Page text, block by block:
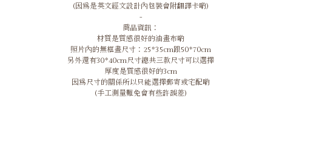
(因為是英文經文設計內包裝會附翻譯卡喲)
-
商品資訊：
材質是質感很好的油畫布喲
照片內的無框畫尺寸：25*35cm跟50*70cm
另外還有30*40cm尺寸總共三款尺寸可以選擇
厚度是質感很好的3cm
因為尺寸的關係所以只能選擇郵寄或宅配喲
(手工測量難免會有些許誤差)